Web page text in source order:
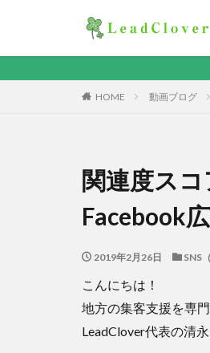
HOME 動画ブログ
関連度ス
Facebook
2019年2月26日 SNS
こんにちは！
地方の集客支援を専
LeadClover代表の清